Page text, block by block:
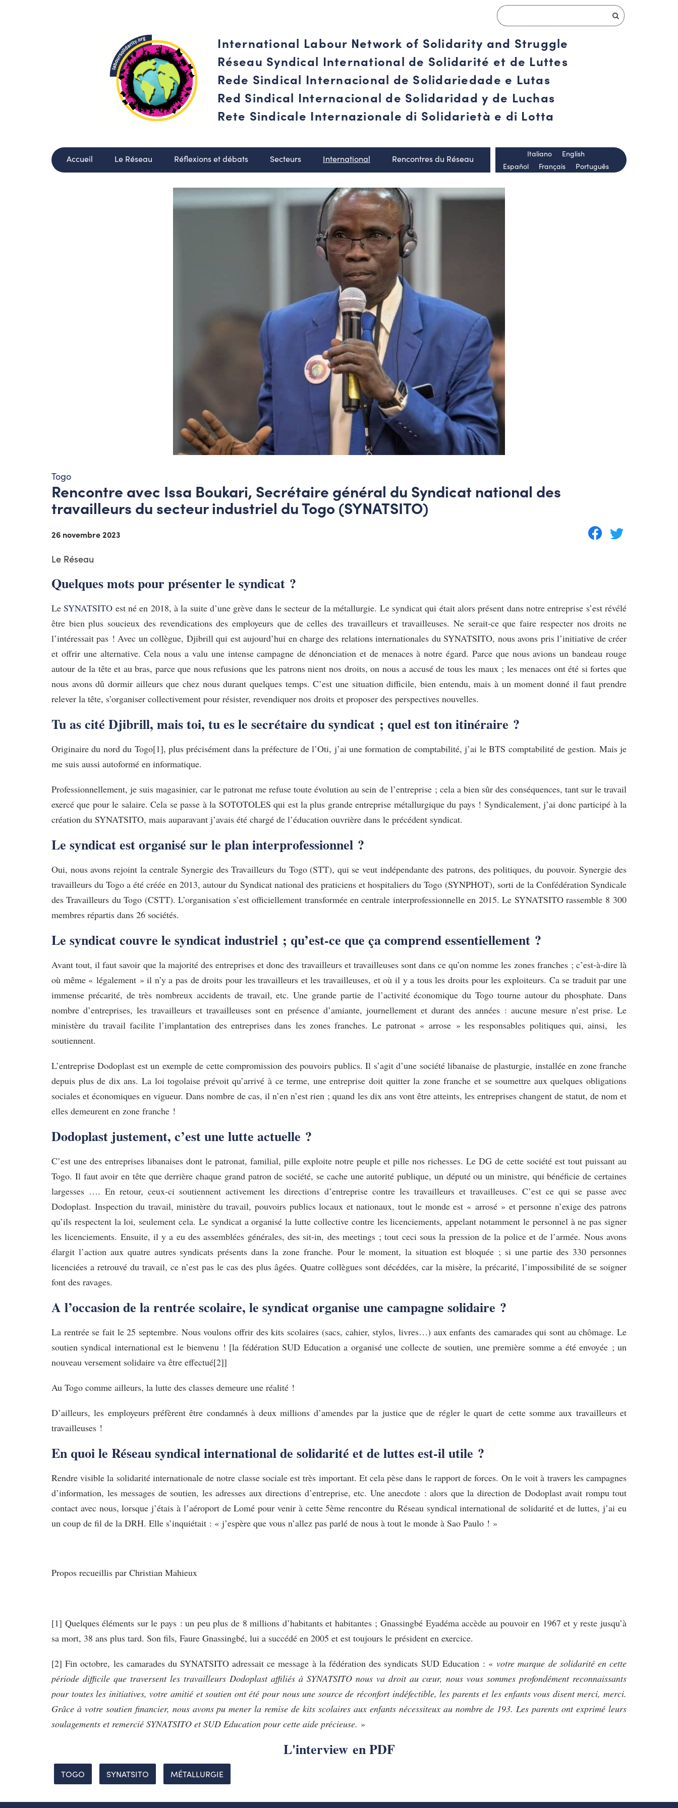
International Labour Network of Solidarity and Struggle
Réseau Syndical International de Solidarité et de Luttes
Rede Sindical Internacional de Solidariedade e Lutas
Red Sindical Internacional de Solidaridad y de Luchas
Rete Sindicale Internazionale di Solidarietà e di Lotta
Accueil Le Réseau Réflexions et débats Secteurs International Rencontres du Réseau
Español Français Português
Italiano English
Togo
Rencontre avec Issa Boukari, Secrétaire général du Syndicat national des
travailleurs du secteur industriel du Togo (SYNATSITO)
26 novembre 2023
Le Réseau
Quelques mots pour présenter le syndicat ?
LeSYNATSITO est né en 2018, à la suite d’une grève dans le secteur de la métallurgie. Le syndicat qui était alors présent dans notre entreprise s’est révélé
être bien plus soucieux des revendications des employeurs que de celles des travailleurs et travailleuses. Ne serait-ce que faire respecter nos droits ne
l’intéressait pas ! Avec un collègue, Djibrill qui est aujourd’hui en charge des relations internationales du SYNATSITO, nous avons pris l’initiative de créer
et offrir une alternative. Cela nous a valu une intense campagne de dénonciation et de menaces à notre égard. Parce que nous avions un bandeau rouge
autour de la tête et au bras, parce que nous refusions que les patrons nient nos droits, on nous a accusé de tous les maux ; les menaces ont été si fortes que
nous avons dû dormir ailleurs que chez nous durant quelques temps. C’est une situation difficile, bien entendu, mais à un moment donné il faut prendre
relever la tête, s’organiser collectivement pour résister, revendiquer nos droits et proposer des perspectives nouvelles.
Tu as cité Djibrill, mais toi, tu es le secrétaire du syndicat ; quel est ton itinéraire ?
Originaire du nord du Togo[1], plus précisément dans la préfecture de l’Oti, j’ai une formation de comptabilité, j’ai le BTS comptabilité de gestion. Mais je
me suis aussi autoformé en informatique.
Professionnellement, je suis magasinier, car le patronat me refuse toute évolution au sein de l’entreprise ; cela a bien sûr des conséquences, tant sur le travail
exercé que pour le salaire. Cela se passe à la SOTOTOLES qui est la plus grande entreprise métallurgique du pays ! Syndicalement, j’ai donc participé à la
création du SYNATSITO, mais auparavant j’avais été chargé de l’éducation ouvrière dans le précédent syndicat.
Le syndicat est organisé sur le plan interprofessionnel ?
Oui, nous avons rejoint la centrale Synergie des Travailleurs du Togo (STT), qui se veut indépendante des patrons, des politiques, du pouvoir. Synergie des
travailleurs du Togo a été créée en 2013, autour du Syndicat national des praticiens et hospitaliers du Togo (SYNPHOT), sorti de la Confédération Syndicale
des Travailleurs du Togo (CSTT). L’organisation s’est officiellement transformée en centrale interprofessionnelle en 2015. Le SYNATSITO rassemble 8 300
membres répartis dans 26 sociétés.
Le syndicat couvre le syndicat industriel ; qu’est-ce que ça comprend essentiellement ?
Avant tout, il faut savoir que la majorité des entreprises et donc des travailleurs et travailleuses sont dans ce qu’on nomme les zones franches ; c’est-à-dire là
où même « légalement » il n’y a pas de droits pour les travailleurs et les travailleuses, et où il y a tous les droits pour les exploiteurs. Ca se traduit par une
immense précarité, de très nombreux accidents de travail, etc. Une grande partie de l’activité économique du Togo tourne autour du phosphate. Dans
nombre d’entreprises, les travailleurs et travailleuses sont en présence d’amiante, journellement et durant des années : aucune mesure n’est prise. Le
ministère du travail facilite l’implantation des entreprises dans les zones franches. Le patronat « arrose » les responsables politiques qui, ainsi, les
soutiennent.
L’entreprise Dodoplast est un exemple de cette compromission des pouvoirs publics. Il s’agit d’une société libanaise de plasturgie, installée en zone franche
depuis plus de dix ans. La loi togolaise prévoit qu’arrivé à ce terme, une entreprise doit quitter la zone franche et se soumettre aux quelques obligations
sociales et économiques en vigueur. Dans nombre de cas, il n’en n’est rien ; quand les dix ans vont être atteints, les entreprises changent de statut, de nom et
elles demeurent en zone franche !
Dodoplast justement, c’est une lutte actuelle ?
C’est une des entreprises libanaises dont le patronat, familial, pille exploite notre peuple et pille nos richesses. Le DG de cette société est tout puissant au
Togo. Il faut avoir en tête que derrière chaque grand patron de société, se cache une autorité publique, un député ou un ministre, qui bénéficie de certaines
largesses …. En retour, ceux-ci soutiennent activement les directions d’entreprise contre les travailleurs et travailleuses. C’est ce qui se passe avec
Dodoplast. Inspection du travail, ministère du travail, pouvoirs publics locaux et nationaux, tout le monde est « arrosé » et personne n’exige des patrons
qu’ils respectent la loi, seulement cela. Le syndicat a organisé la lutte collective contre les licenciements, appelant notamment le personnel à ne pas signer
les licenciements. Ensuite, il y a eu des assemblées générales, des sit-in, des meetings ; tout ceci sous la pression de la police et de l’armée. Nous avons
élargit l’action aux quatre autres syndicats présents dans la zone franche. Pour le moment, la situation est bloquée ; si une partie des 330 personnes
licenciées a retrouvé du travail, ce n’est pas le cas des plus âgées. Quatre collègues sont décédées, car la misère, la précarité, l’impossibilité de se soigner
font des ravages.
A l’occasion de la rentrée scolaire, le syndicat organise une campagne solidaire ?
La rentrée se fait le 25 septembre. Nous voulons offrir des kits scolaires (sacs, cahier, stylos, livres…) aux enfants des camarades qui sont au chômage. Le
soutien syndical international est le bienvenu ! [la fédération SUD Education a organisé une collecte de soutien, une première somme a été envoyée ; un
nouveau versement solidaire va être effectué[2]]
Au Togo comme ailleurs, la lutte des classes demeure une réalité !
D’ailleurs, les employeurs préfèrent être condamnés à deux millions d’amendes par la justice que de régler le quart de cette somme aux travailleurs et
travailleuses !
En quoi le Réseau syndical international de solidarité et de luttes est-il utile ?
Rendre visible la solidarité internationale de notre classe sociale est très important. Et cela pèse dans le rapport de forces. On le voit à travers les campagnes
d’information, les messages de soutien, les adresses aux directions d’entreprise, etc. Une anecdote : alors que la direction de Dodoplast avait rompu tout
contact avec nous, lorsque j’étais à l’aéroport de Lomé pour venir à cette 5ème rencontre du Réseau syndical international de solidarité et de luttes, j’ai eu
un coup de fil de la DRH. Elle s’inquiétait : « j’espère que vous n’allez pas parlé de nous à tout le monde à Sao Paulo ! »
Propos recueillis par Christian Mahieux
[1] Quelques éléments sur le pays : un peu plus de 8 millions d’habitants et habitantes ; Gnassingbé Eyadéma accède au pouvoir en 1967 et y reste jusqu’à
sa mort, 38 ans plus tard. Son fils, Faure Gnassingbé, lui a succédé en 2005 et est toujours le président en exercice.
[2] Fin octobre, les camarades du SYNATSITO adressait ce message à la fédération des syndicats SUD Education : «votre marque de solidarité en cette
période difficile que traversent les travailleurs Dodoplast affiliés à SYNATSITO nous va droit au cœur, nous vous sommes profondément reconnaissants
pour toutes les initiatives, votre amitié et soutien ont été pour nous une source de réconfort indéfectible, les parents et les enfants vous disent merci, merci.
Grâce à votre soutien financier, nous avons pu mener la remise de kits scolaires aux enfants nécessiteux au nombre de 193. Les parents ont exprimé leurs
soulagements et remercié SYNATSITO et SUD Education pour cette aide précieuse. »
L'interview en PDF
TOGO SYNATSITO MÉTALLURGIE